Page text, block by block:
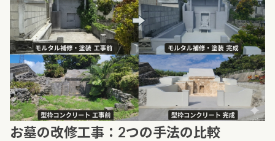
お墓の改修工事：2つの手法の比較